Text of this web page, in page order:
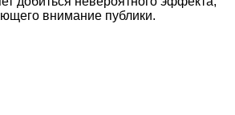
внимание публики.